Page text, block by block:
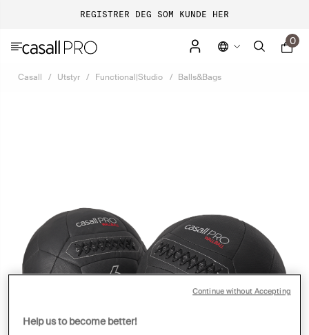
REGISTRER DEG SOM KUNDE HER
0
Casall Utstyr Functional|Studio Balls&Bags
Help us to become better!
Continue without Accepting